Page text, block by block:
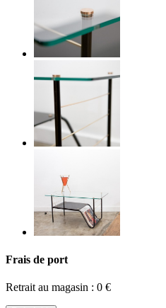
Frais de port
Retrait au magasin : 0 €